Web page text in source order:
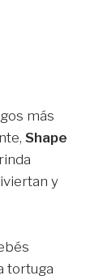
más
Shape
y
tortuga